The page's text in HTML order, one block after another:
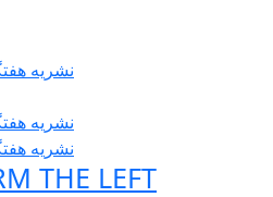
نشریە
نشریە
نشریە
THE LEFT